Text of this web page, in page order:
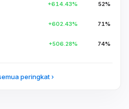
+614.43% 52%
+602.43% 71%
+506.28% 74%
peringkat